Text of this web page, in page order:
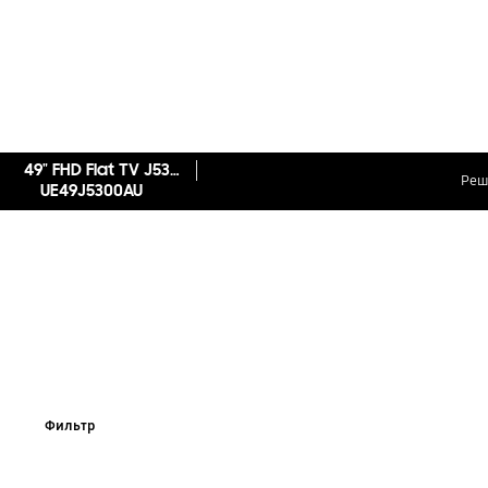
49" FHD Flat TV J5300 Series 5
UE49J5300AU
Фильтр